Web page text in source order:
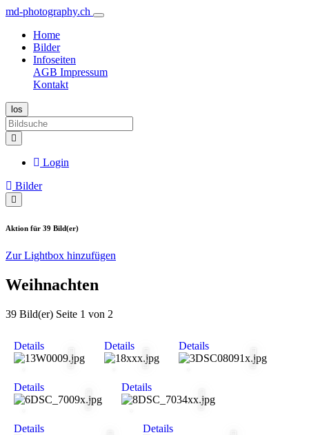
md-photography.ch
Home
Bilder
Infoseiten
AGB Impressum
Kontakt
Login
Bilder
Aktion für 39 Bild(er)
Zur Lightbox hinzufügen
Weihnachten
39 Bild(er) Seite 1 von 2
Details Details Details
Details Details
Details Details